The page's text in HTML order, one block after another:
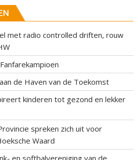
met radio controlled driften, rouw
de Haven van de Toekomst
kinderen tot gezond en lekker
spreken zich uit voor
Waard